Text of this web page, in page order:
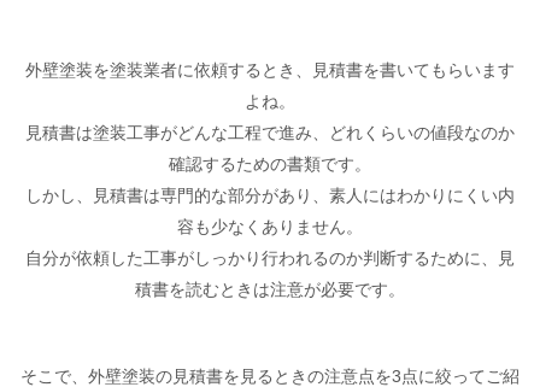
外壁塗装を塗装業者に依頼するとき、見積書を書いてもらいます
よね。
見積書は塗装工事がどんな工程で進み、どれくらいの値段なのか
確認するための書類です。
しかし、見積書は専門的な部分があり、素人にはわかりにくい内
容も少なくありません。
自分が依頼した工事がしっかり行われるのか判断するために、見
積書を読むときは注意が必要です。
そこで、外壁塗装の見積書を見るときの注意点を3点に絞ってご紹